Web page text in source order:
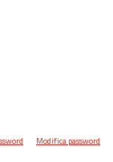
Modifica password